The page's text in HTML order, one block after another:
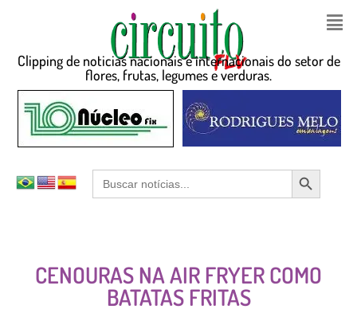
Clipping de noticias nacionais e internacionais do setor de
flores, frutas, legumes e verduras.
Search
for:
Search Button
CENOURAS NA AIR FRYER COMO
BATATAS FRITAS